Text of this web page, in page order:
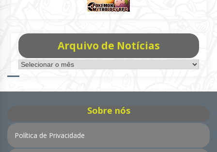
Arquivo de Notícias
Arquivo
de
Sobre nós
Política de Privacidade